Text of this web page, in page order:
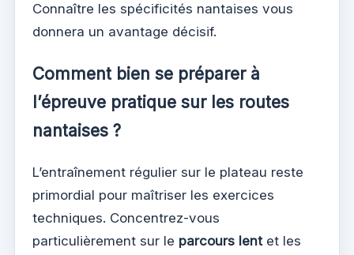
Connaître les spécificités nantaises vous
donnera un avantage décisif.
Comment bien se préparer à
l’épreuve pratique sur les routes
nantaises ?
L’entraînement régulier sur le plateau reste
primordial pour maîtriser les exercices
techniques. Concentrez-vous
particulièrement sur le parcours lentet les